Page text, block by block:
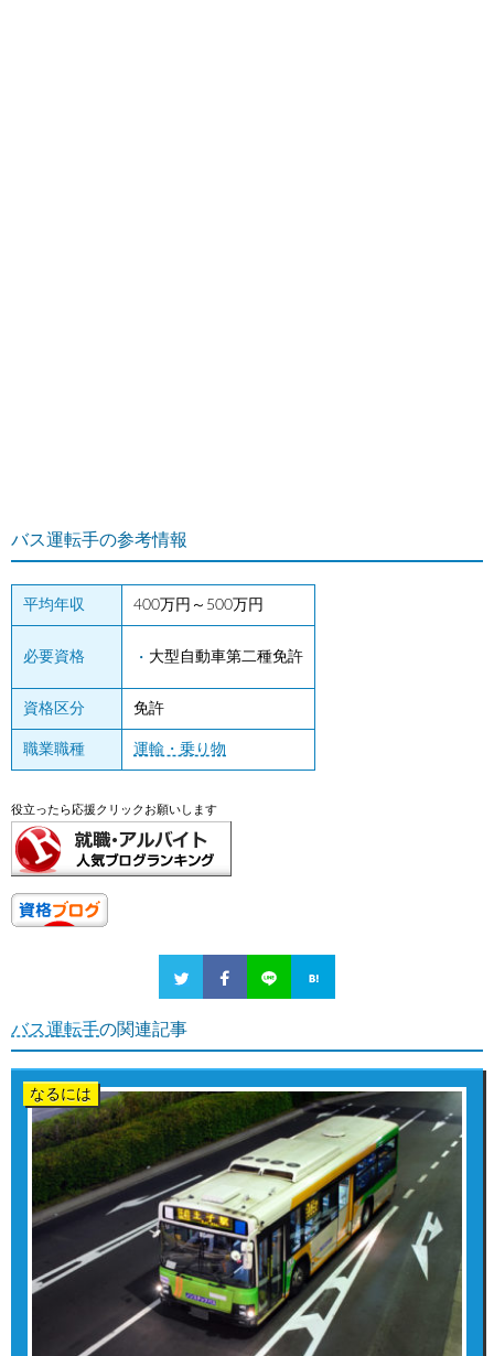
バス運転手の参考情報
平均年収 400万円～500万円
必要資格 大型自動車第二種免許
資格区分 免許
職業職種 運輸・乗り物
役立ったら応援クリックお願いします
バス運転手の関連記事
なるには